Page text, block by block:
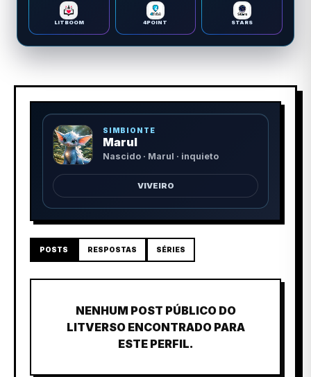
LITBOOM 4POINT STARS
SIMBIONTE
Marul
Nascido · Marul · inquieto
VIVEIRO
POSTS RESPOSTAS SÉRIES
NENHUM POST PÚBLICO DO
LITVERSO ENCONTRADO PARA
ESTE PERFIL.